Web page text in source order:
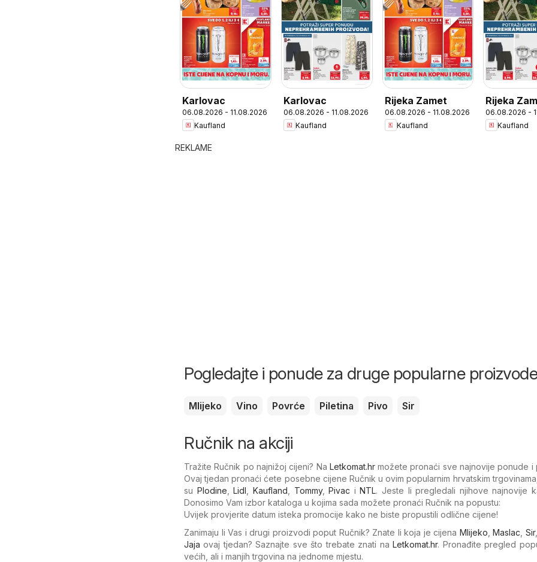
Karlovac
06.08.2026 - 11.08.2026
Kaufland
Karlovac
06.08.2026 - 11.08.2026
Kaufland
Rijeka Zamet
06.08.2026 - 11.08.2026
Kaufland
Rijeka
06.08.2026 -
Kaufland
REKLAME
Pogledajte i ponude za druge popularne proizvode
Mlijeko Vino Povrće Piletina Pivo Sir
Ručnik na akciji
Tražite Ručnik po najnižoj cijeni? Na Letkomat.hrmožete pronaći sve najnovije ponude i
Ovaj tjedan pronaći ćete posebne cijene Ručnik u ovim popularnim hrvatskim
su Plodine ,Lidl Kaufland Tommy,Pivac iNTL. Jeste li pregledali njihove najnovije
Donosimo Vam izbor kataloga u kojima sada možete pronaći Ručnik na popustu:
Uvijek provjerite datum isteka promocije kako ne biste propustili odlične cijene!
Zanimaju li Vas i drugi proizvodi poput Ručnik? Znate li koja je cijena Mlijeko ,Maslac Sir
Jaja ovaj tjedan? Saznajte sve što trebate znati naLetkomat.hr. Pronađite pregled
većih, ali i manjih trgovina na jednome mjestu.